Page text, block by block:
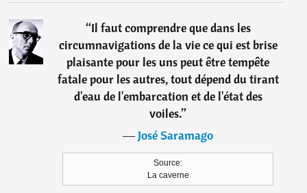
“Il faut comprendre que dans les
circumnavigations de la vie ce qui est brise
plaisante pour les uns peut être tempête
fatale pour les autres, tout dépend du tirant
d'eau de l'embarcation et de l'état des
voiles.”
―José Saramago
Source:
La caverne